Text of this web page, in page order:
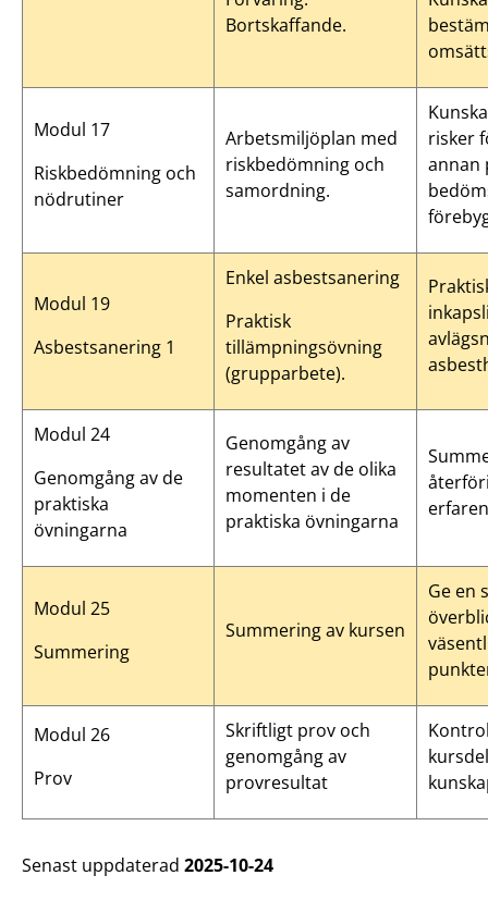
Bortskaffande.
Modul 17
Riskbedömning och
nödrutiner
Arbetsmiljöplan med
riskbedömning och
samordning.
risker
annan
Modul 19
Asbestsanering 1
Enkel asbestsanering
Praktisk
tillämpningsövning
(grupparbete).
Modul 24
Genomgång av de
praktiska
övningarna
Genomgång av
resultatet av de olika
momenten i de
praktiska övningarna
Modul 25
Summering
Summering av kursen
Ge en
Modul 26
Prov
Skriftligt prov och
genomgång av
provresultat
Senast uppdaterad 2025-10-24